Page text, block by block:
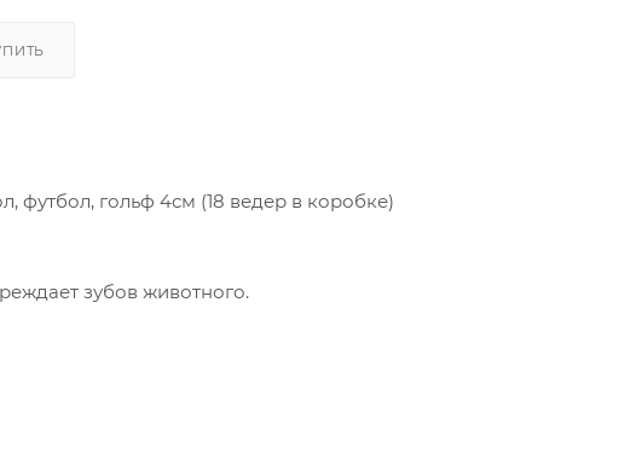
футбол, гольф 4см (18 ведер в коробке)
зубов животного.